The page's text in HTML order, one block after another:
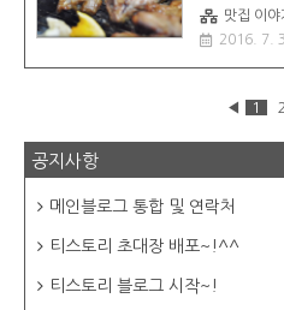
찍..
디 멀리도
굽자 하고 갈
상남동 고기
돼지갈비 맛
지갈비 하
갈비와 해
할데가 조금
참고하세..
맛집 이야
2016. 7.
◀ 1 2
공지사항
메인블로그 통합 및 연락처
티스토리 초대장 배포~!^^
티스토리 블로그 시작~!